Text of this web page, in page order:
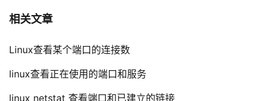
相关文章
Linux查看某个端口的连接数
linux查看正在使用的端口和服务
linux netstat 查看端口和已建立的链接